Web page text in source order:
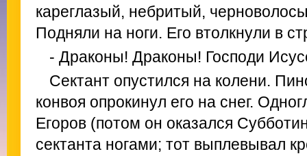
кареглазый, небритый,
Подняли на ноги. Его втолкнули в
- Драконы! Драконы! Господи
Сектант опустился на колени.
конвоя опрокинул его на снег.
Егоров (потом он оказался
сектанта ногами; тот выплевывал